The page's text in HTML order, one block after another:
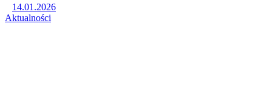
14.01.2026
Aktualności